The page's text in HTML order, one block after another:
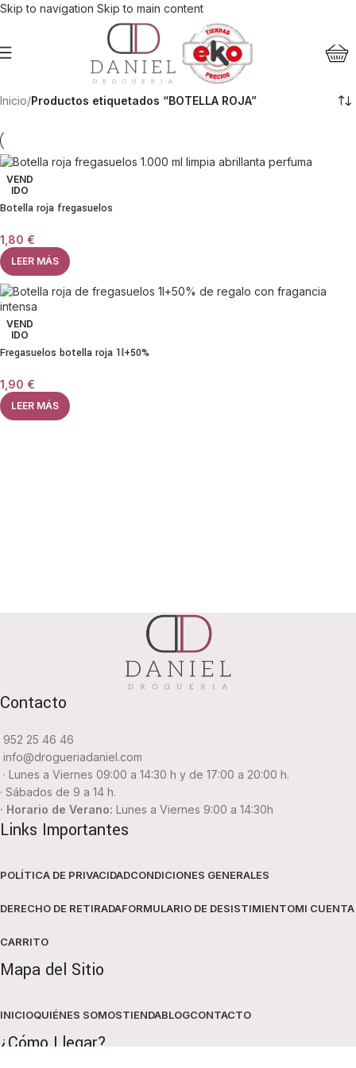
Skip to navigation Skip to main content
Inicio/Productos etiquetados “BOTELLA ROJA”
VEND
IDO
Botella roja fregasuelos
1,80 €
LEER MÁS
VEND
IDO
Fregasuelos botella roja 1l+50%
1,90 €
LEER MÁS
Contacto
952 25 46 46
info@drogueriadaniel.com
· Lunes a Viernes 09:00 a 14:30 h y de 17:00 a 20:00 h.
· Sábados de 9 a 14 h.
· Horario de Verano: Lunes a Viernes 9:00 a 14:30h
Links Importantes
POLÍTICA DE PRIVACIDADCONDICIONES GENERALES
DERECHO DE RETIRADAFORMULARIO DE DESISTIMIENTOMI CUENTA
CARRITO
Mapa del Sitio
INICIOQUIÉNES SOMOSTIENDABLOGCONTACTO
¿Cómo Llegar?